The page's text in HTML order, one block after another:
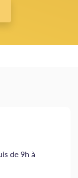
de 9h à